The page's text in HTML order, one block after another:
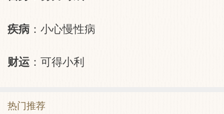
疾病：小心慢性病
财运：可得小利
热门推荐